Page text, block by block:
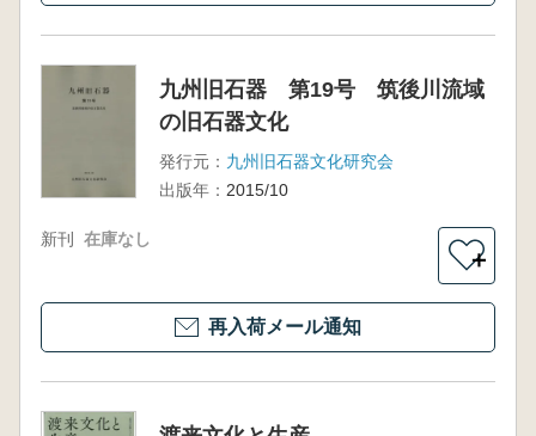
九州旧石器 第19号 筑後川流域
の旧石器文化
発行元： 九州旧石器文化研究会
出版年： 2015/10
新刊 在庫なし
＋
再入荷メール通知